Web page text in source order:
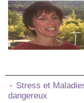
Stress et
dangereux